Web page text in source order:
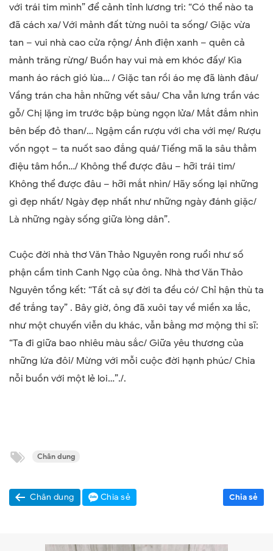
với trái tim mình” để cảnh tỉnh lương tri: “Có thể nào ta
đã cách xa/ Với mảnh đất từng nuôi ta sống/ Giặc vừa
tan – vui nhà cao cửa rộng/ Ánh điện xanh – quên cả
mảnh trăng rừng/ Buồn hay vui mà em khóc đấy/ Kìa
manh áo rách gió lùa… / Giặc tan rồi áo mẹ đã lành đâu/
Vầng trán cha hằn những vết sâu/ Cha vẫn lưng trần vác
gỗ/ Chị lặng im trước bập bùng ngọn lửa/ Mắt đắm nhìn
bên bếp đỏ than/… Ngậm cần rượu với cha với mẹ/ Rượu
vốn ngọt – ta nuốt sao đắng quá/ Tiếng mã la sâu thẳm
điệu tâm hồn…/ Không thể được đâu – hỡi trái tim/
Không thể được đâu – hỡi mắt nhìn/ Hãy sống lại những
gì đẹp nhất/ Ngày đẹp nhất như những ngày đánh giặc/
Là những ngày sống giữa lòng dân”.
Cuộc đời nhà thơ Văn Thảo Nguyên rong ruổi như số
phận cầm tinh Canh Ngọ của ông. Nhà thơ Văn Thảo
Nguyên tổng kết: “Tất cả sự đời ta đều có/ Chỉ hận thù ta
để trắng tay” . Bây giờ, ông đã xuôi tay về miền xa lắc,
như một chuyến viễn du khác, vẫn bằng mơ mộng thi sĩ:
“Ta đi giữa bao nhiêu màu sắc/ Giữa yêu thương của
những lứa đôi/ Mừng với mỗi cuộc đời hạnh phúc/ Chia
nỗi buồn với một lẻ loi…”./.
Chân dung
Chân dung Chia sẻ Chia sẻ